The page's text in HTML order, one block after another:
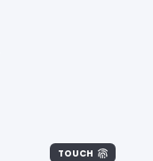
TOUCH